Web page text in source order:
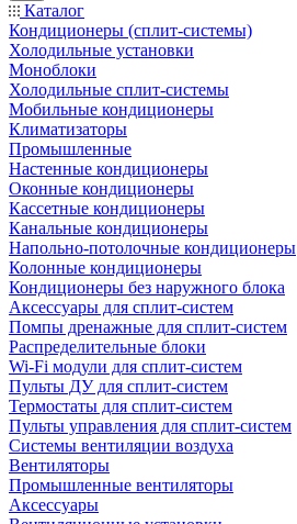
Каталог
Кондиционеры (сплит-системы)
Холодильные установки
Моноблоки
Холодильные сплит-системы
Мобильные кондиционеры
Климатизаторы
Промышленные
Настенные кондиционеры
Оконные кондиционеры
Кассетные кондиционеры
Канальные кондиционеры
Напольно-потолочные кондиционеры
Колонные кондиционеры
Кондиционеры без наружного блока
Аксессуары для сплит-систем
Помпы дренажные для сплит-систем
Распределительные блоки
Wi-Fi модули для сплит-систем
Пульты ДУ для сплит-систем
Термостаты для сплит-систем
Пульты управления для сплит-систем
Системы вентиляции воздуха
Вентиляторы
Промышленные вентиляторы
Аксессуары